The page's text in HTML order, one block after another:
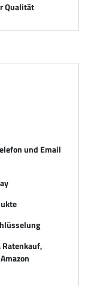
Qualität
und Email
Ratenkauf,